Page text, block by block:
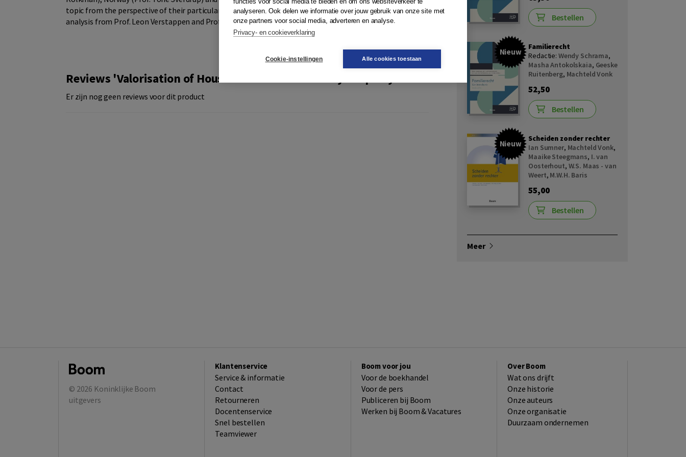
topic from the perspective of their particular legal systems. The book concludes with a comparative
analysis from Prof. Leon Verstappen and Prof. Charlotte Declerck.
Reviews 'Valorisation of Household Labour in Family Property Law'
Er zijn nog geen reviews voor dit product
Bestellen
Nieuw
Familierecht
Redactie: Wendy Schrama,
Masha Antokolskaia, Geeske
Ruitenberg, Machteld Vonk
52,50
Bestellen
Nieuw
Scheiden zonder rechter
Ian Sumner, Machteld Vonk,
Maaike Steegmans, I. van
Oosterhout, W.S. Maas - van
Weert, M.W.H. Baris
55,00
Bestellen
Meer
© 2026 Koninklijke Boom
uitgevers
Klantenservice
Service & informatie
Contact
Retourneren
Docentenservice
Snel bestellen
Teamviewer
Boom voor jou
Voor de boekhandel
Voor de pers
Publiceren bij Boom
Werken bij Boom & Vacatures
Over Boom
Wat ons drijft
Onze historie
Onze auteurs
Onze organisatie
Duurzaam ondernemen
analyseren. Ook delen we informatie over jouw gebruik van onze site met
onze partners voor social media, adverteren en analyse.
Privacy- en cookieverklaring
Cookie-instellingen Alle cookies toestaan